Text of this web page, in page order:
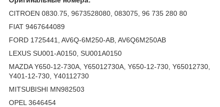
CITROEN 0830.75, 9673528080, 083075, 96 735 280 80
FIAT 9467644089
FORD 1725441, AV6Q-6M250-AB, AV6Q6M250AB
LEXUS SU001-A0150, SU001A0150
MAZDA Y650-12-730A, Y65012730A, Y650-12-730, Y65012730,
Y401-12-730, Y40112730
MITSUBISHI MN982503
OPEL 3646454